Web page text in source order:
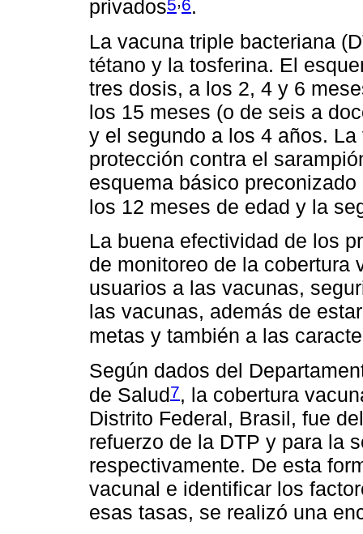
privados5 6.
La vacuna triple bacteriana
tétano y la tosferina. El
tres dosis, a los 2, 4 y 6
los 15 meses (o de seis a
y el segundo a los 4 años.
protección contra el
esquema básico
los 12 meses de edad y la
La buena efectividad de los
de monitoreo de la cobertura
usuarios a las vacunas,
las vacunas, además de
metas y también a las
Según dados del
de Salud7, la cobertura
Distrito Federal, Brasil, fue
refuerzo de la DTP y para la
respectivamente. De esta
vacunal e identificar los
esas tasas, se realizó una